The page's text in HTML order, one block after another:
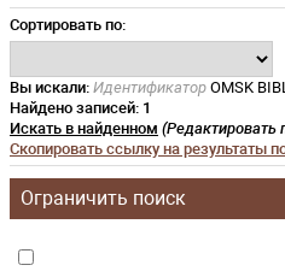
Сортировать по:
Вы искали: Идентификатор OMSK
Найдено записей: 1
Искать в найденном (Редактировать
Скопировать ссылку на результаты
Ограничить поиск